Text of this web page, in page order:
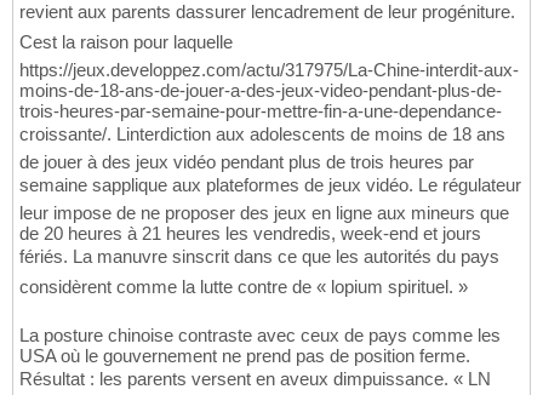
revient aux parents dassurer lencadrement de leur progéniture.
Cest la raison pour laquelle
https://jeux.developpez.com/actu/317975/La-Chine-interdit-aux-
moins-de-18-ans-de-jouer-a-des-jeux-video-pendant-plus-de-
trois-heures-par-semaine-pour-mettre-fin-a-une-dependance-
croissante/. Linterdiction aux adolescents de moins de 18 ans
de jouer à des jeux vidéo pendant plus de trois heures par
semaine sapplique aux plateformes de jeux vidéo. Le régulateur
leur impose de ne proposer des jeux en ligne aux mineurs que
de 20 heures à 21 heures les vendredis, week-end et jours
fériés. La manuvre sinscrit dans ce que les autorités du pays
considèrent comme la lutte contre de « lopium spirituel. »
La posture chinoise contraste avec ceux de pays comme les
USA où le gouvernement ne prend pas de position ferme.
Résultat : les parents versent en aveux dimpuissance. « LN